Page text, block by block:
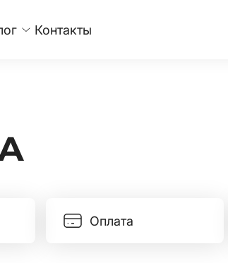
Контакты
Оплата